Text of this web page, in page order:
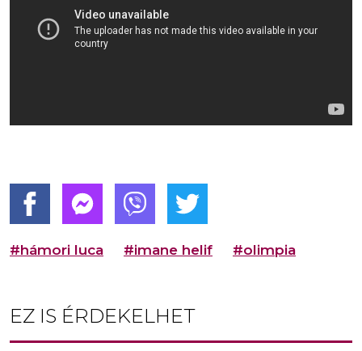
#hámori luca #imane helif #olimpia
EZ IS ÉRDEKELHET